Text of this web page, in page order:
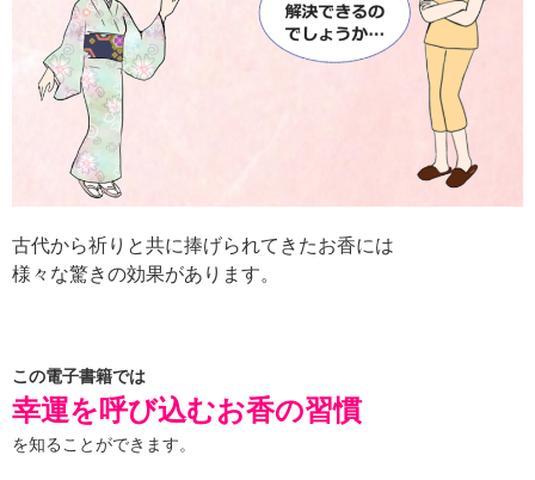
古代から祈りと共に捧げられてきたお香には
様々な驚きの効果があります。
この電子書籍では
幸運を呼び込むお香の習慣
を知ることができます。